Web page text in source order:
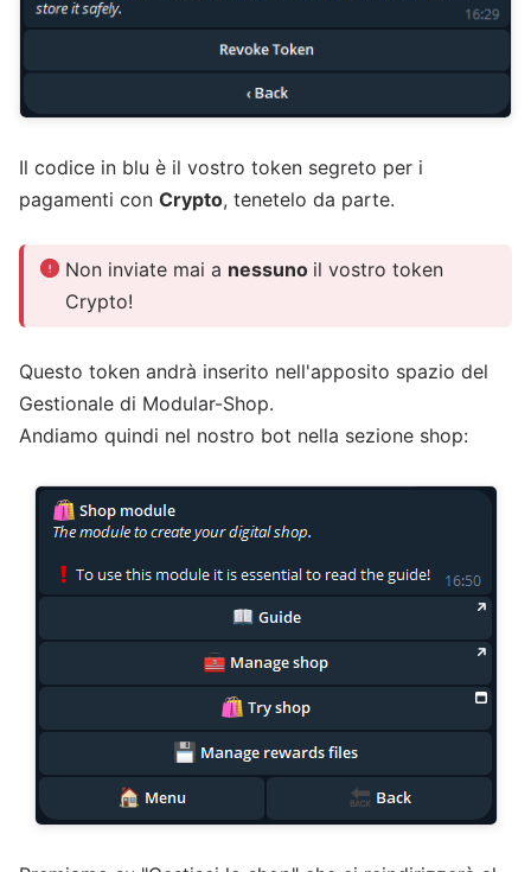
Il codice in blu è il vostro token segreto per i
pagamenti con Crypto, tenetelo da parte.
Non inviate mai a nessuno il vostro token
Crypto!
Questo token andrà inserito nell'apposito spazio del
Gestionale di Modular-Shop.
Andiamo quindi nel nostro bot nella sezione shop: